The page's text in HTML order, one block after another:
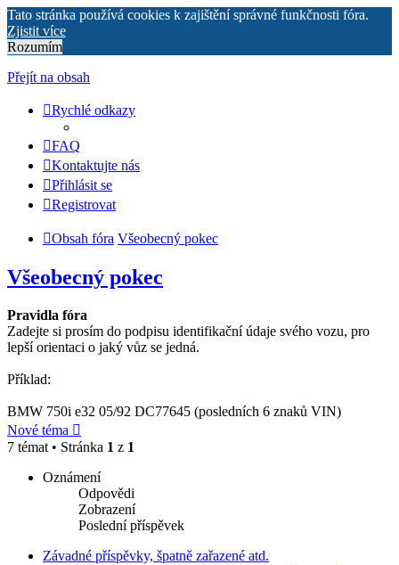
Tato stránka používá cookies k zajištění správné funkčnosti fóra.
Zjistit více
Rozumím
Přejít na obsah
Rychlé odkazy
FAQ
Kontaktujte nás
Přihlásit se
Registrovat
Obsah fóra Všeobecný pokec
Všeobecný pokec
Pravidla fóra
Zadejte si prosím do podpisu identifikační údaje svého vozu, pro
lepší orientaci o jaký vůz se jedná.
Příklad:
BMW 750i e32 05/92 DC77645 (posledních 6 znaků VIN)
Nové téma
7 témat • Stránka 1 z 1
Oznámení
Odpovědi
Zobrazení
Poslední příspěvek
Závadné příspěvky, špatně zařazené atd.